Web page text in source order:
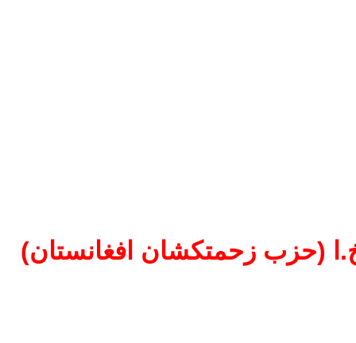
(حزب زحمتکشان افغانستان)